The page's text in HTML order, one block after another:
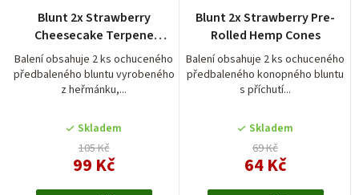
Blunt 2x Strawberry
Cheesecake Terpene
Infused Cones
Balení obsahuje 2 ks ochuceného
předbaleného bluntu vyrobeného
z heřmánku,...
Skladem
105 Kč
99 Kč
Blunt 2x Strawberry Pre-
Rolled Hemp Cones
Balení obsahuje 2 ks ochuceného
předbaleného konopného bluntu
s příchutí...
Skladem
69 Kč
64 Kč